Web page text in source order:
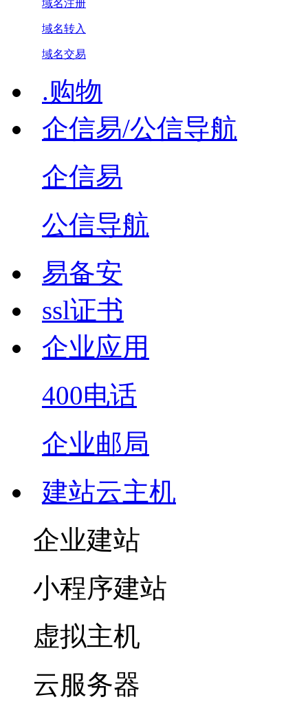
域名注册
域名转入
域名交易
.购物
企信易/公信导航
企信易
公信导航
易备安
ssl证书
企业应用
400电话
企业邮局
建站云主机
企业建站
小程序建站
虚拟主机
云服务器